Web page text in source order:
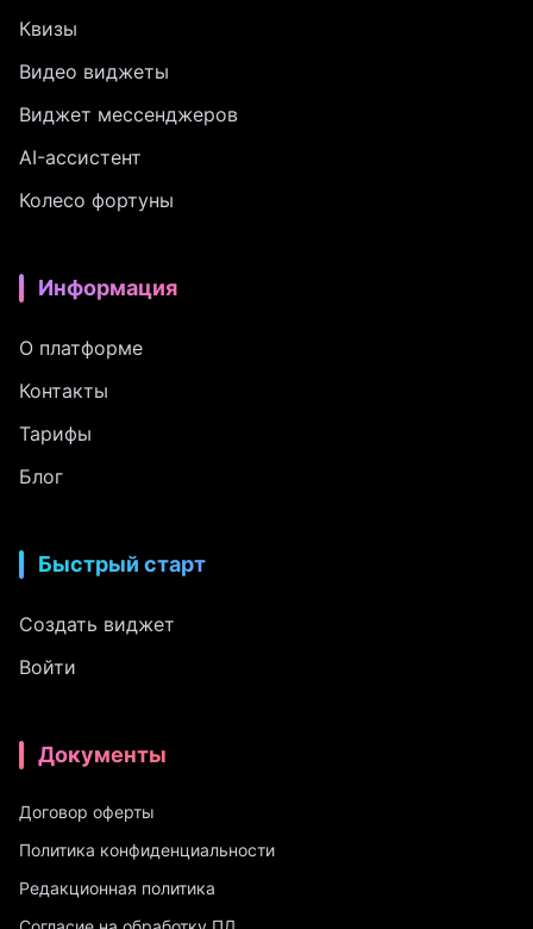
Квизы
Видео виджеты
Виджет мессенджеров
AI-ассистент
Колесо фортуны
Информация
О платформе
Контакты
Тарифы
Блог
Быстрый старт
Создать виджет
Войти
Документы
Договор оферты
Политика конфиденциальности
Редакционная политика